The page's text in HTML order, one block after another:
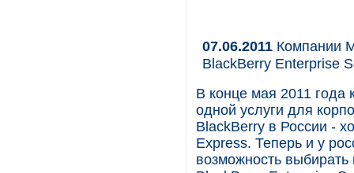
07.06.2011 Компании
BlackBerry Enterprise
В конце мая 2011 года
одной услуги для
BlackBerry в России -
Express. Теперь и у
возможность